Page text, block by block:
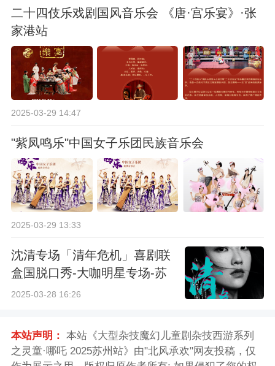
二十四伎乐戏剧国风音乐会 《唐·宫乐宴》·张
家港站
2025-03-29 14:47
"紫凤鸣乐"中国女子乐团民族音乐会
2025-03-29 13:33
沈清专场「清年危机」喜剧联
盒国脱口秀-大咖明星专场-苏
州站
2025-03-28 16:26
本站声明： 本站《大型杂技魔幻儿童剧杂技西游系列
之灵童·哪吒 2025苏州站》由"北风承欢"网友投稿，仅